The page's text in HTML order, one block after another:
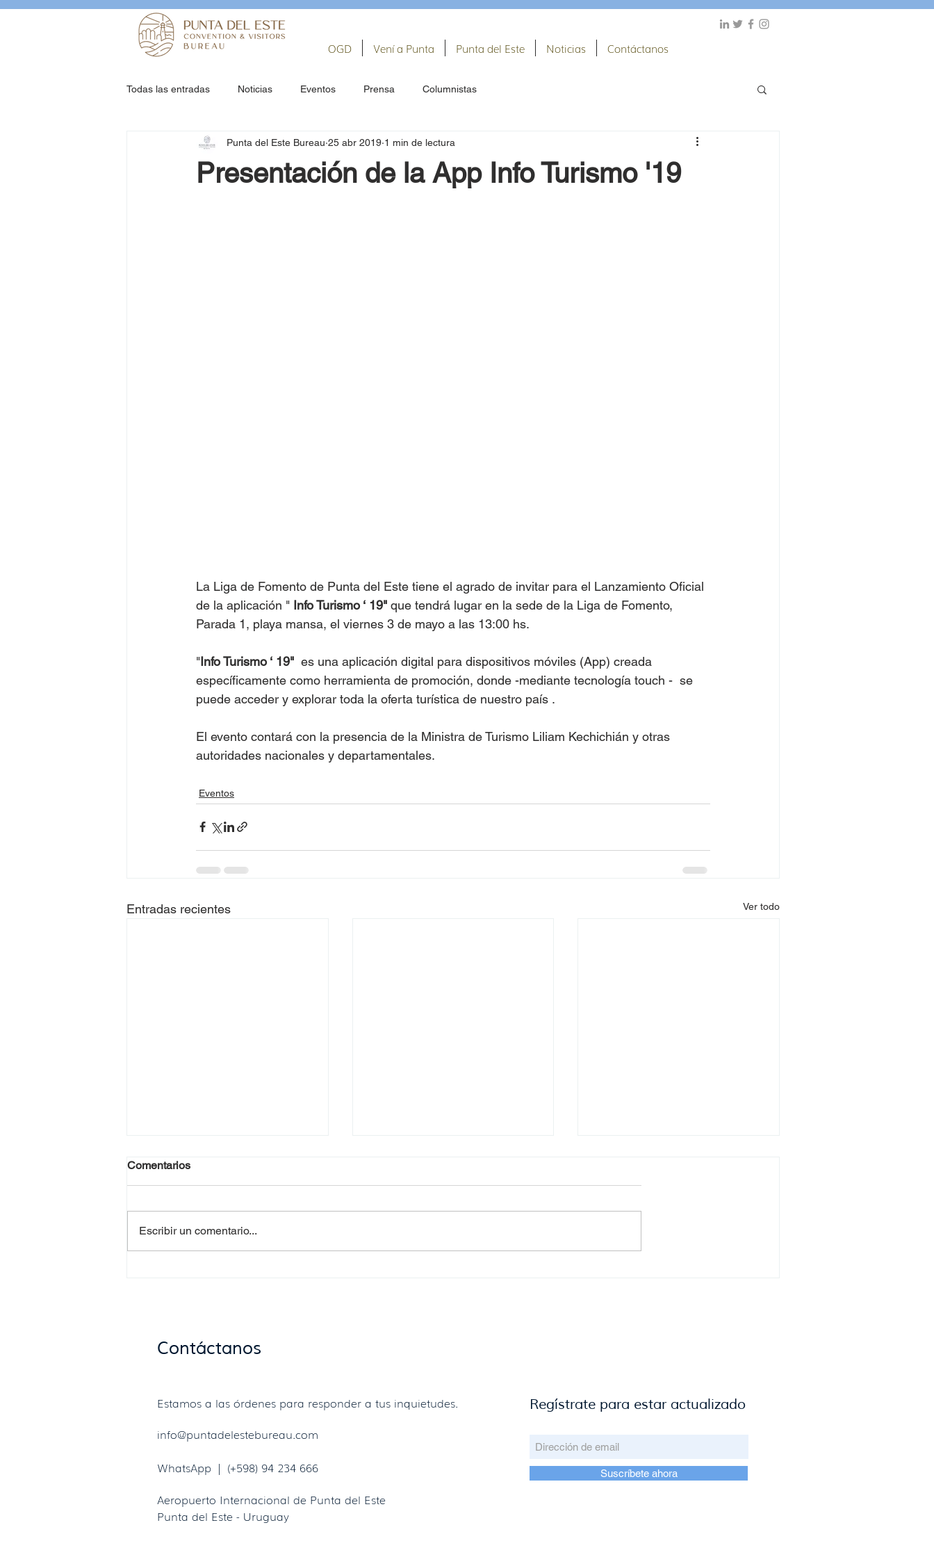
OGD Vení a Punta Punta del Este Noticias Contáctanos
Todas las entradas Noticias Eventos Prensa Columnistas
Presentación de la App Info Turismo '19
Punta del Este Bureau 25 abr 2019 1 min de lectura
La Liga de Fomento de Punta del Este tiene el agrado de invitar para el Lanzamiento Oficial
de la aplicación " Info Turismo ‘ 19" que tendrá lugar en la sede de la Liga de Fomento,
Parada 1, playa mansa, el viernes 3 de mayo a las 13:00 hs.
"Info Turismo ‘ 19" es una aplicación digital para dispositivos móviles (App) creada
específicamente como herramienta de promoción, donde -mediante tecnología touch -  se
puede acceder y explorar toda la oferta turística de nuestro país .
El evento contará con la presencia de la Ministra de Turismo Liliam Kechichián y otras
autoridades nacionales y departamentales.
Eventos
Entradas recientes Ver todo
Comentarios
Escribir un comentario...
Contáctanos
Estamos a las órdenes para responder a tus inquietudes.
info@puntadelestebureau.com
WhatsApp | (+598) 94 234 666
Aeropuerto Internacional de Punta del Este
Punta del Este - Uruguay
Regístrate para estar actualizado
Suscríbete ahora